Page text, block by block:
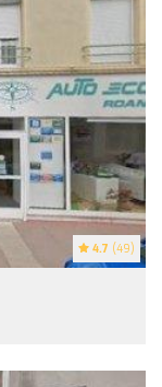
4.7 (49)